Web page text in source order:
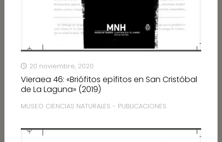
20 noviembre, 2020
Vieraea 46: «Briófitos epífitos en San Cristóbal
de La Laguna» (2019)
MUSEO CIENCIAS NATURALES - PUBLICACIONES